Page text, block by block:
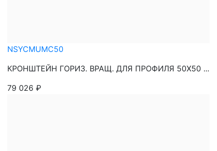
NSYCMUMC50
КРОНШТЕЙН ГОРИЗ. ВРАЩ. ДЛЯ ПРОФИЛЯ 50Х50 ...
79 026 ₽